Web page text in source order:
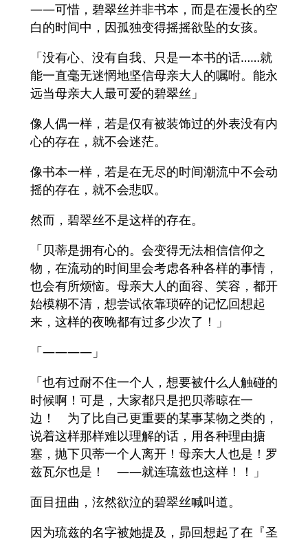
――可惜，碧翠丝并非书本，而是在漫长的空
白的时间中，因孤独变得摇摇欲坠的女孩。
「没有心、没有自我、只是一本书的话……就
能一直毫无迷惘地坚信母亲大人的嘱咐。能永
远当母亲大人最可爱的碧翠丝」
像人偶一样，若是仅有被装饰过的外表没有内
心的存在，就不会迷茫。
像书本一样，若是在无尽的时间潮流中不会动
摇的存在，就不会悲叹。
然而，碧翠丝不是这样的存在。
「贝蒂是拥有心的。会变得无法相信信仰之
物，在流动的时间里会考虑各种各样的事情，
也会有所烦恼。母亲大人的面容、笑容，都开
始模糊不清，想尝试依靠琐碎的记忆回想起
来，这样的夜晚都有过多少次了！」
「――――」
「也有过耐不住一个人，想要被什么人触碰的
时候啊！可是，大家都只是把贝蒂晾在一
边！ 为了比自己更重要的某事某物之类的，
说着这样那样难以理解的话，用各种理由搪
塞，抛下贝蒂一个人离开！母亲大人也是！罗
兹瓦尔也是！ ――就连琉兹也这样！！」
面目扭曲，泫然欲泣的碧翠丝喊叫道。
因为琉兹的名字被她提及，昴回想起了在『圣